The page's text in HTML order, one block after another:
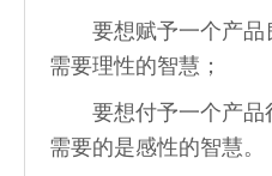
要想赋予一个产品
需要理性的智慧；
要想付予一个产品
需要的是感性的智慧。